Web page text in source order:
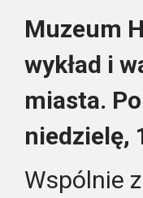
Muzeum
wykład i
miasta.
niedzielę,
Wspólnie